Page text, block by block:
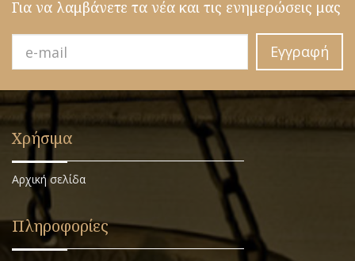
Για να λαμβάνετε τα νέα και τις ενημερώσεις μας
Εγγραφή
Χρήσιμα
Αρχική σελίδα
Πληροφορίες